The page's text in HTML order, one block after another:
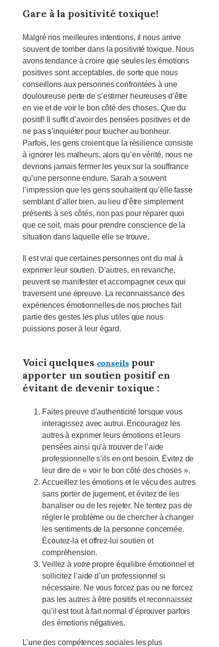
Gare à la positivité toxique!
Malgré nos meilleures intentions, il nous arrive
souvent de tomber dans la positivité toxique. Nous
avons tendance à croire que seules les émotions
positives sont acceptables, de sorte que nous
conseillons aux personnes confrontées à une
douloureuse perte de s’estimer heureuses d’être
en vie et de voir le bon côté des choses. Que du
positif! Il suffit d’avoir des pensées positives et de
ne pas s’inquiéter pour toucher au bonheur.
Parfois, les gens croient que la résilience consiste
à ignorer les malheurs, alors qu’en vérité, nous ne
devrions jamais fermer les yeux sur la souffrance
qu’une personne endure. Sarah a souvent
l’impression que les gens souhaitent qu’elle fasse
semblant d’aller bien, au lieu d’être simplement
présents à ses côtés, non pas pour réparer quoi
que ce soit, mais pour prendre conscience de la
situation dans laquelle elle se trouve.
Il est vrai que certaines personnes ont du mal à
exprimer leur soutien. D’autres, en revanche,
peuvent se manifester et accompagner ceux qui
traversent une épreuve. La reconnaissance des
expériences émotionnelles de nos proches fait
partie des gestes les plus utiles que nous
puissions poser à leur égard.
Voici quelques conseilspour
apporter un soutien positif en
évitant de devenir toxique :
Faites preuve d’authenticité lorsque vous
interagissez avec autrui. Encouragez les
autres à exprimer leurs émotions et leurs
pensées ainsi qu’à trouver de l’aide
professionnelle s’ils en ont besoin. Évitez de
leur dire de « voir le bon côté des choses ».
Accueillez les émotions et le vécu des autres
sans porter de jugement, et évitez de les
banaliser ou de les rejeter. Ne tentez pas de
régler le problème ou de chercher à changer
les sentiments de la personne concernée.
Écoutez-la et offrez-lui soutien et
compréhension.
Veillez à votrepropre équilibre émotionnel et
sollicitez l’aide d’un professionnel si
nécessaire. Ne vous forcez pas ou ne forcez
pas les autres à être positifs et reconnaissez
qu’il est tout à fait normal d’éprouver parfois
des émotions négatives.
L’une des compétences sociales les plus